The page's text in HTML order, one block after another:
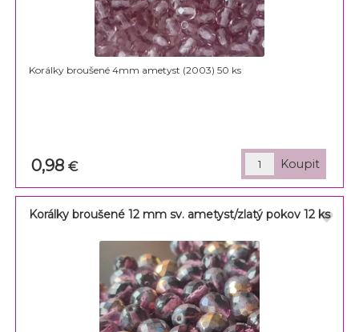
Korálky broušené 4mm ametyst (2003) 50 ks
0,98€
Korálky broušené 12 mm sv. ametyst/zlatý pokov 12 ks